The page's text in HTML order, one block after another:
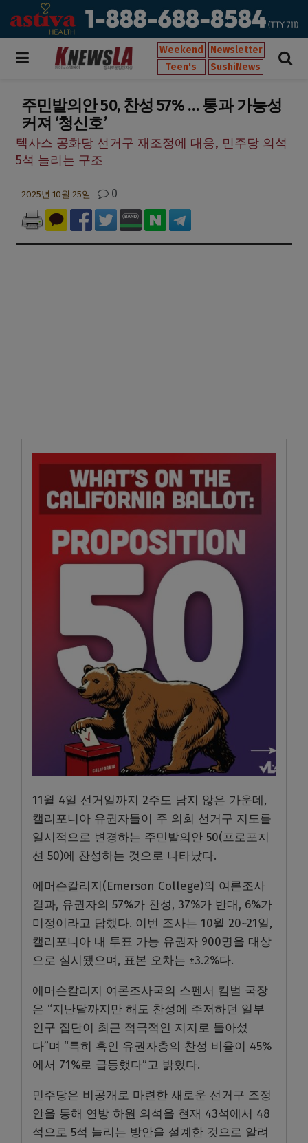
Weekend
Newsletter
Teen's
SushiNews
주민발의안 50, 찬성 57% … 통과 가능성
커져 ‘청신호’
텍사스 공화당 선거구 재조정에 대응, 민주당 의석
5석 늘리는 구조
2025년 10월 25일 0
11월 4일 선거일까지 2주도 남지 않은 가운데,
캘리포니아 유권자들이 주 의회 선거구 지도를
일시적으로 변경하는 주민발의안 50(프로포지
션 50)에 찬성하는 것으로 나타났다.
에머슨칼리지(Emerson College)의 여론조사
결과, 유권자의 57%가 찬성, 37%가 반대, 6%가
미정이라고 답했다. 이번 조사는 10월 20~21일,
캘리포니아 내 투표 가능 유권자 900명을 대상
으로 실시됐으며, 표본 오차는 ±3.2%다.
에머슨칼리지 여론조사국의 스펜서 킴벌 국장
은 “지난달까지만 해도 찬성에 주저하던 일부
인구 집단이 최근 적극적인 지지로 돌아섰
다”며 “특히 흑인 유권자층의 찬성 비율이 45%
에서 71%로 급등했다”고 밝혔다.
민주당은 비공개로 마련한 새로운 선거구 조정
안을 통해 연방 하원 의석을 현재 43석에서 48
석으로 5석 늘리는 방안을 설계한 것으로 알려